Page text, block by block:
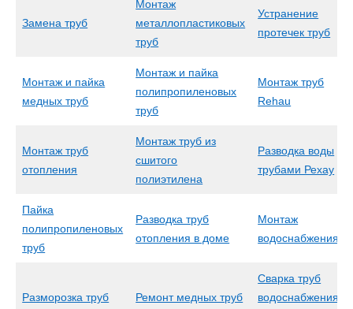
Замена труб
Монтаж
металлопластиковых
труб
Устранение
протечек труб
Монтаж и пайка
медных труб
Монтаж и пайка
полипропиленовых
труб
Монтаж труб
Rehau
Монтаж труб
отопления
Монтаж труб из
сшитого
полиэтилена
Разводка воды
трубами Рехау
Пайка
полипропиленовых
труб
Разводка труб
отопления в доме
Монтаж
водоснабжения
Разморозка труб Ремонт медных труб
Сварка труб
водоснабжения